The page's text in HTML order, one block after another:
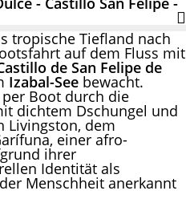
tropische Tiefland nach
auf dem Fluss mit
de San Felipe de
Izabal-See bewacht.
Boot durch die
dichtem Dschungel und
Livingston, dem
einer afro-
ihrer
Identität als
Menschheit anerkannt